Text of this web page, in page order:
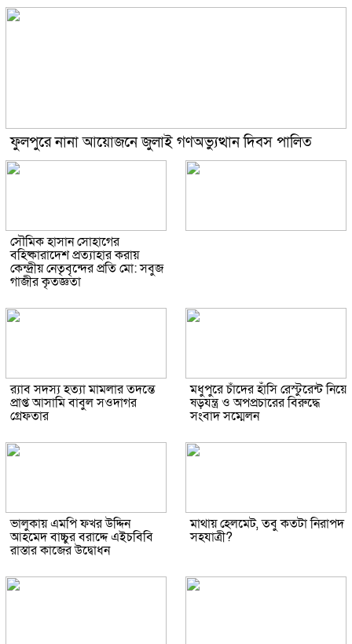
ফুলপুরে নানা আয়োজনে জুলাই গণঅভ্যুত্থান দিবস পালিত
সৌমিক হাসান সোহাগের
বহিষ্কারাদেশ প্রত্যাহার করায়
কেন্দ্রীয় নেতৃবৃন্দের প্রতি মো: সবুজ
গাজীর কৃতজ্ঞতা
র‌্যাব সদস্য হত্যা মামলার তদন্তে
প্রাপ্ত আসামি বাবুল সওদাগর
গ্রেফতার
মধুপুরে চাঁদের হাঁসি রেস্টুরেন্ট নিয়ে
ষড়যন্ত্র ও অপপ্রচারের বিরুদ্ধে
সংবাদ সম্মেলন
ভালুকায় এমপি ফখর উদ্দিন
আহমেদ বাচ্চুর বরাদ্দে এইচবিবি
রাস্তার কাজের উদ্বোধন
মাথায় হেলমেট, তবু কতটা নিরাপদ
সহযাত্রী?